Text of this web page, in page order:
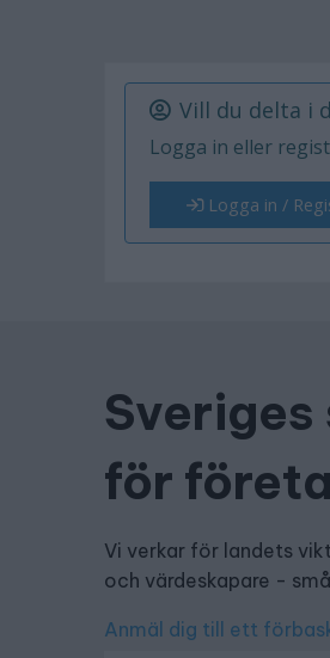
Vill du delta i
Logga in eller
Logga in /
för
Vi verkar för landets
och värdeskapare -
Anmäl dig till ett